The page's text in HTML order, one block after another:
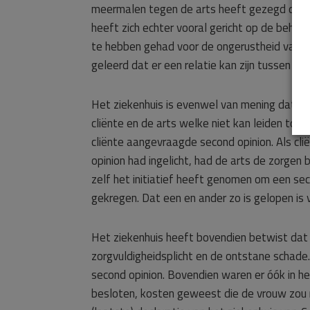
meermalen tegen de arts heeft gezegd dat
heeft zich echter vooral gericht op de
te hebben gehad voor de ongerustheid van
geleerd dat er een relatie kan zijn tussen
Het ziekenhuis is evenwel van mening dat
cliënte en de arts welke niet kan leiden tot
cliënte aangevraagde second opinion. Als
opinion had ingelicht, had de arts de
zelf het initiatief heeft genomen om een
gekregen. Dat een en ander zo is gelopen
Het ziekenhuis heeft bovendien betwist
zorgvuldigheidsplicht en de ontstane
second opinion. Bovendien waren er óók in
besloten, kosten geweest die de vrouw